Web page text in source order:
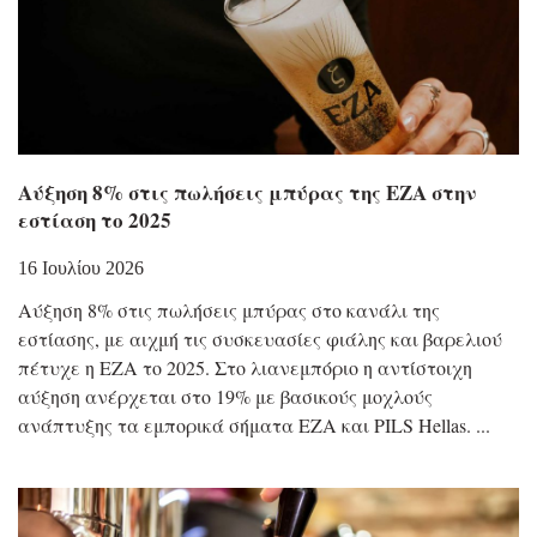
Αύξηση 8% στις πωλήσεις μπύρας της ΕΖΑ στην
εστίαση το 2025
16 Ιουλίου 2026
Αύξηση 8% στις πωλήσεις μπύρας στο κανάλι της
εστίασης, με αιχμή τις συσκευασίες φιάλης και βαρελιού
πέτυχε η ΕΖΑ το 2025. Στο λιανεμπόριο η αντίστοιχη
αύξηση ανέρχεται στο 19% με βασικούς μοχλούς
ανάπτυξης τα εμπορικά σήματα ΕΖΑ και PILS Hellas.